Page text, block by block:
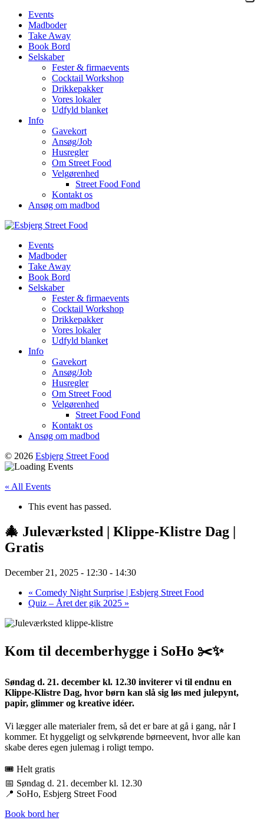
Events
Madboder
Take Away
Book Bord
Selskaber
Fester & firmaevents
Cocktail Workshop
Drikkepakker
Vores lokaler
Udfyld blanket
Info
Gavekort
Ansøg/Job
Husregler
Om Street Food
Velgørenhed
Street Food Fond
Kontakt os
Ansøg om madbod
Events
Madboder
Take Away
Book Bord
Selskaber
Fester & firmaevents
Cocktail Workshop
Drikkepakker
Vores lokaler
Udfyld blanket
Info
Gavekort
Ansøg/Job
Husregler
Om Street Food
Velgørenhed
Street Food Fond
Kontakt os
Ansøg om madbod
© 2026 Esbjerg Street Food
« All Events
This event has passed.
🎄 Juleværksted | Klippe-Klistre Dag |
Gratis
December 21, 2025 - 12:30 - 14:30
« Comedy Night Surprise | Esbjerg Street Food
Quiz – Året der gik 2025 »
Kom til decemberhygge i SoHo ✂️✨
Søndag d. 21. december kl. 12.30 inviterer vi til endnu en
Klippe-Klistre Dag, hvor børn kan slå sig løs med julepynt,
papir, glimmer og kreative idéer.
Vi lægger alle materialer frem, så det er bare at gå i gang, når I
kommer. Et hyggeligt og selvkørende børneevent, hvor alle kan
skabe deres egen julemag i roligt tempo.
🎟️ Helt gratis
📅 Søndag d. 21. december kl. 12.30
📍 SoHo, Esbjerg Street Food
Book bord her